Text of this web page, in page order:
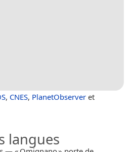
, CNES, PlanetObserver et
langues